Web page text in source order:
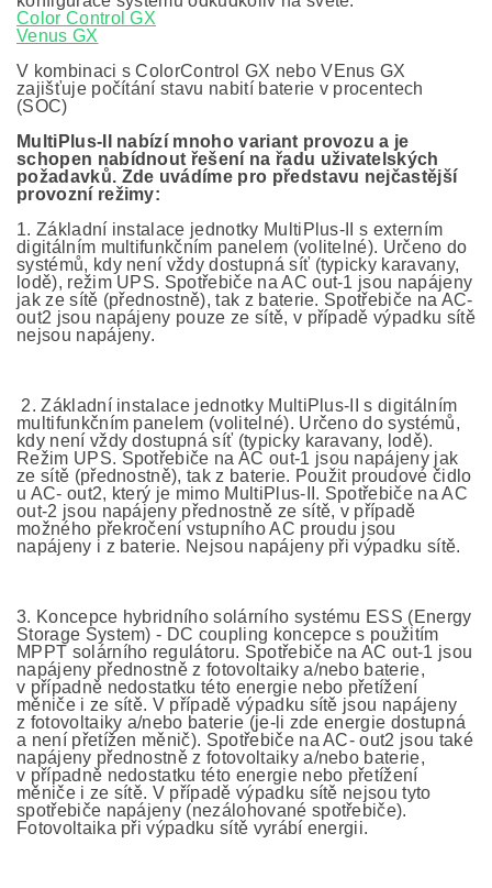
Color Control GX
Venus GX
V kombinaci s ColorControl GX nebo VEnus GX
zajišťuje počítání stavu nabití baterie v procentech
(SOC)
MultiPlus-II nabízí mnoho variant provozu a je
schopen nabídnout řešení na řadu uživatelských
požadavků. Zde uvádíme pro představu nejčastější
provozní režimy:
1. Základní instalace jednotky MultiPlus-II s externím
digitálním multifunkčním panelem (volitelné). Určeno do
systémů, kdy není vždy dostupná síť (typicky karavany,
lodě), režim UPS. Spotřebiče na AC out-1 jsou napájeny
jak ze sítě (přednostně), tak z baterie. Spotřebiče na AC-
out2 jsou napájeny pouze ze sítě, v případě výpadku sítě
nejsou napájeny.
2. Základní instalace jednotky MultiPlus-II s digitálním
multifunkčním panelem (volitelné). Určeno do systémů,
kdy není vždy dostupná síť (typicky karavany, lodě).
Režim UPS. Spotřebiče na AC out-1 jsou napájeny jak
ze sítě (přednostně), tak z baterie. Použit proudové čidlo
u AC- out2, který je mimo MultiPlus-II. Spotřebiče na AC
out-2 jsou napájeny přednostně ze sítě, v případě
možného překročení vstupního AC proudu jsou
napájeny i z baterie. Nejsou napájeny při výpadku sítě.
3. Koncepce hybridního solárního systému ESS (Energy
Storage System) - DC coupling koncepce s použitím
MPPT solárního regulátoru. Spotřebiče na AC out-1 jsou
napájeny přednostně z fotovoltaiky a/nebo baterie,
v případně nedostatku této energie nebo přetížení
měniče i ze sítě. V případě výpadku sítě jsou napájeny
z fotovoltaiky a/nebo baterie (je-li zde energie dostupná
a není přetížen měnič). Spotřebiče na AC- out2 jsou také
napájeny přednostně z fotovoltaiky a/nebo baterie,
v případně nedostatku této energie nebo přetížení
měniče i ze sítě. V případě výpadku sítě nejsou tyto
spotřebiče napájeny (nezálohované spotřebiče).
Fotovoltaika při výpadku sítě vyrábí energii.